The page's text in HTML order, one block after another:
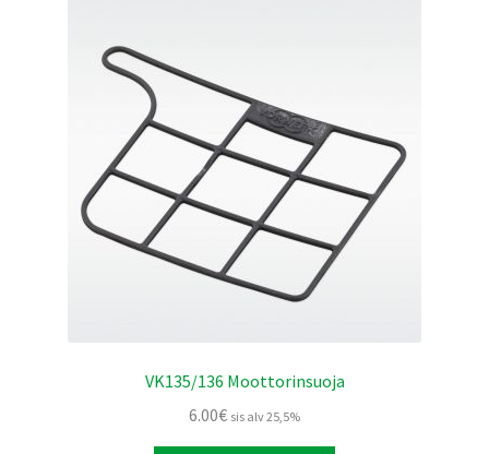
VK135/136 Moottorinsuoja
6.00€ sis alv 25,5%